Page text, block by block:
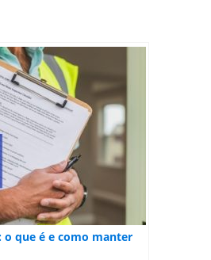
o que é e como manter